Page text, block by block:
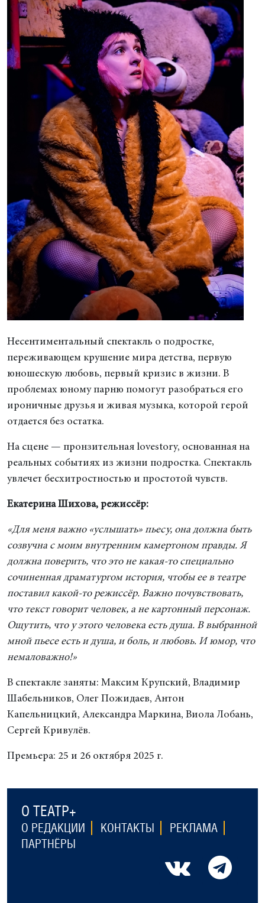
Несентиментальный спектакль о подростке,
переживающем крушение мира детства, первую
юношескую любовь, первый кризис в жизни. В
проблемах юному парню помогут разобраться его
ироничные друзья и живая музыка, которой герой
отдается без остатка.
На сцене — пронзительная lovestory, основанная на
реальных событиях из жизни подростка. Спектакль
увлечет бесхитростностью и простотой чувств.
Екатерина Шихова, режиссёр:
«Для меня важно «услышать» пьесу, она должна быть
созвучна с моим внутренним камертоном правды. Я
должна поверить, что это не какая-то специально
сочиненная драматургом история, чтобы ее в театре
поставил какой-то режиссёр. Важно почувствовать,
что текст говорит человек, а не картонный персонаж.
Ощутить, что у этого человека есть душа. В выбранной
мной пьесе есть и душа, и боль, и любовь. И юмор, что
немаловажно!»
В спектакле заняты: Максим Крупский, Владимир
Шабельников, Олег Пожидаев, Антон
Капельницкий, Александра Маркина, Виола Лобань,
Сергей Кривулёв.
Премьера: 25 и 26 октября 2025 г.
О ТЕАТР+
О РЕДАКЦИИ КОНТАКТЫ
РЕКЛАМА
ПАРТНЁРЫ